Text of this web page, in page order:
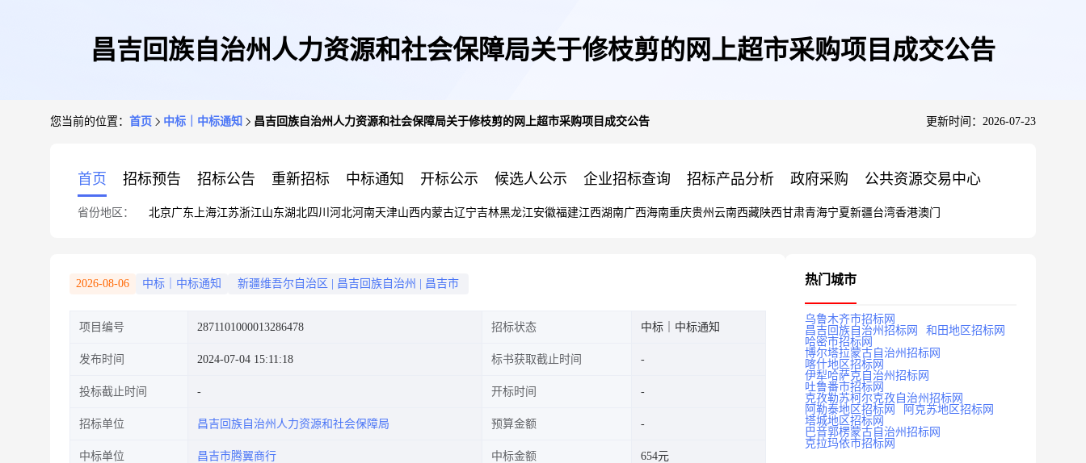
昌吉回族自治州人力资源和社会保障局关于修枝剪的网上超市采购项目成交公告
您当前的位置： 首页 中标｜中标通知 昌吉回族自治州人力资源和社会保障局关于修枝剪的网上超市采购项目成交公告 更新时间：2026-07-23
首页 招标预告 招标公告 重新招标 中标通知 开标公示 候选人公示 企业招标查询 招标产品分析 政府采购 公共资源交易中心
省份地区： 北京广东 上海江苏浙江山东湖北四川 河北河南天津山西内蒙古辽宁吉林黑龙江安徽福建江西湖南广西海南重庆贵州 云南西藏陕西甘肃青海宁夏新疆台湾香港澳门
2026-08-06 中标｜中标通知 新疆维吾尔自治区 昌吉回族自治州 昌吉市
项目编号 2871101000013286478 招标状态 中标｜中标通知
发布时间 2024-07-04 15:11:18 标书获取截止时间
投标截止时间 开标时间
招标单位 昌吉回族自治州人力资源和社会保障局 预算金额
中标单位 昌吉市腾翼商行 中标金额 654元
热门城市
乌鲁木齐市招标网
昌吉回族自治州招标网
和田地区招标网
哈密市招标网
博尔塔拉蒙古自治州招标网
喀什地区招标网
伊犁哈萨克自治州招标网
吐鲁番市招标网
克孜勒苏柯尔克孜自治州招标网
阿勒泰地区招标网
阿克苏地区招标网
塔城地区招标网
巴音郭楞蒙古自治州招标网
克拉玛依市招标网